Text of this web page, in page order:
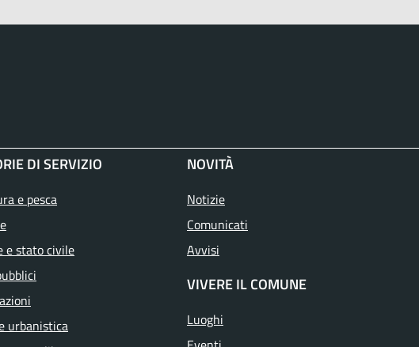
DI SERVIZIO
e pesca
e stato civile
urbanistica
NOVITÀ
Notizie
Comunicati
Avvisi
VIVERE IL COMUNE
Luoghi